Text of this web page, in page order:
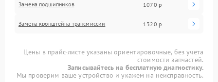
Замена подшипников 1070 р
Замена кронштейна трансмиссии 1320 р
Цены в прайс-листе указаны ориентировочные, без учета
стоимости запчастей.
Записывайтесь на бесплатную диагностику.
Мы проверим ваше устройство и укажем на неисправность.